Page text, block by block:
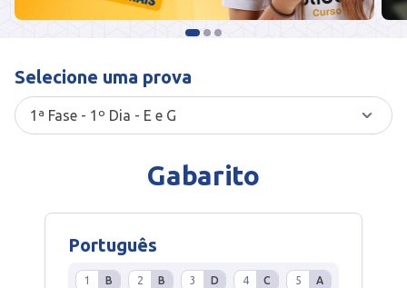
Selecione uma prova
Gabarito
Português
1 B 2 B 3 D 4 C 5 A